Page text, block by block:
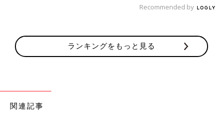
Recommended by
ランキングをもっと見る
関連記事